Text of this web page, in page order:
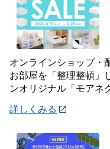
オンラインショップ・
お部屋を「整理整頓」しませんか？
ンオリジナル「モアネ
詳しくみる